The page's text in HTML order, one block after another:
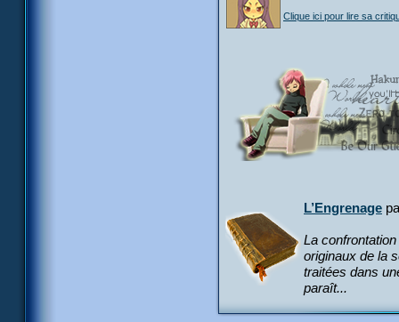
Clique ici pour lire sa
L’Engrenage
La
originaux de la
traitées dans
paraît...